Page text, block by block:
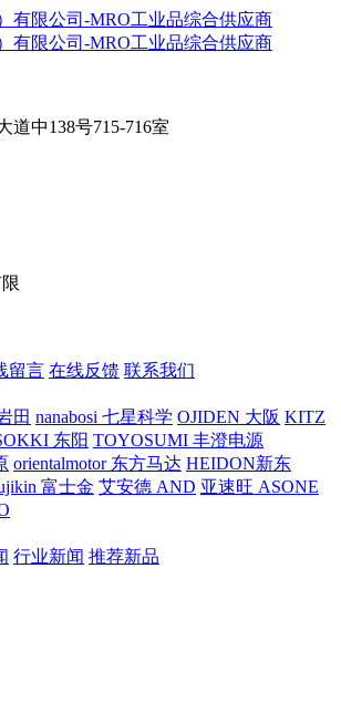
道中138号715-716室
留言 在线反馈 联系我们
田 nanabosi 七星科学 OJIDEN 大阪 KITZ
东阳 TOYOSUMI 丰澄电源
orientalmotor 东方马达 HEIDON新东
富士金 艾安德 AND 亚速旺 ASONE
行业新闻 推荐新品